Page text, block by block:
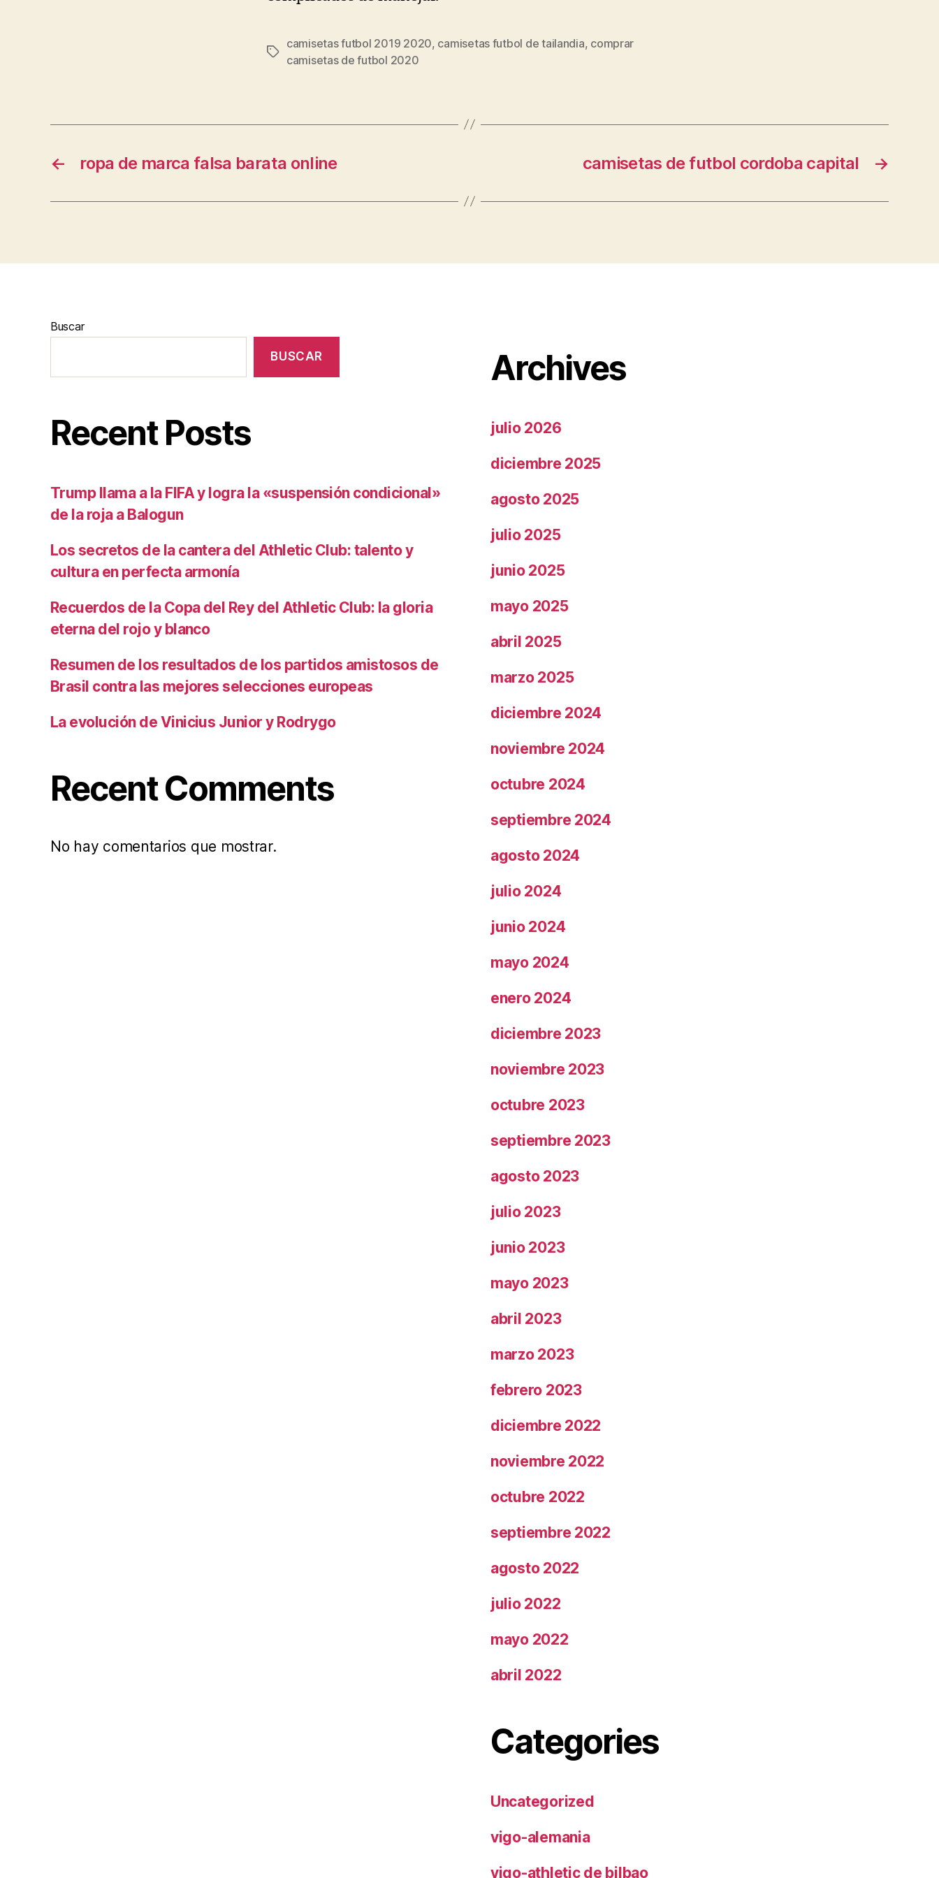
Etiquetas
camisetas futbol 2019 2020, camisetas futbol de tailandia, comprar
camisetas de futbol 2020
← ropa de marca falsa barata online →
camisetas de futbol cordoba capital
Buscar
BUSCAR
Recent Posts
Trump llama a la FIFA y logra la «suspensión condicional»
de la roja a Balogun
Los secretos de la cantera del Athletic Club: talento y
cultura en perfecta armonía
Recuerdos de la Copa del Rey del Athletic Club: la gloria
eterna del rojo y blanco
Resumen de los resultados de los partidos amistosos de
Brasil contra las mejores selecciones europeas
La evolución de Vinicius Junior y Rodrygo
Recent Comments
No hay comentarios que mostrar.
Archives
julio 2026
diciembre 2025
agosto 2025
julio 2025
junio 2025
mayo 2025
abril 2025
marzo 2025
diciembre 2024
noviembre 2024
octubre 2024
septiembre 2024
agosto 2024
julio 2024
junio 2024
mayo 2024
enero 2024
diciembre 2023
noviembre 2023
octubre 2023
septiembre 2023
agosto 2023
julio 2023
junio 2023
mayo 2023
abril 2023
marzo 2023
febrero 2023
diciembre 2022
noviembre 2022
octubre 2022
septiembre 2022
agosto 2022
julio 2022
mayo 2022
abril 2022
Categories
Uncategorized
vigo-alemania
vigo-athletic de bilbao